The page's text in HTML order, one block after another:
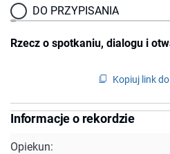
DO PRZYPISANIA
Rzecz o spotkaniu, dialogu i
Kopiuj link
Informacje o rekordzie
Opiekun: